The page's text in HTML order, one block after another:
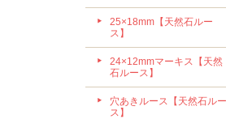
25×18mm【天然石ルー
ス】
24×12mmマーキス【天然
石ルース】
穴あきルース【天然石ルー
ス】